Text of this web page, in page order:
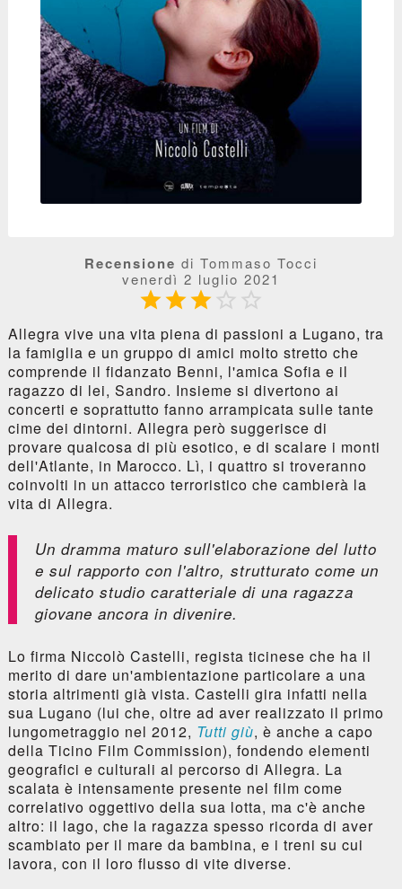
Recensione di Tommaso Tocci
venerdì 2 luglio 2021
  
Allegra vive una vita piena di passioni a Lugano, tra
la famiglia e un gruppo di amici molto stretto che
comprende il fidanzato Benni, l'amica Sofia e il
ragazzo di lei, Sandro. Insieme si divertono ai
concerti e soprattutto fanno arrampicata sulle tante
cime dei dintorni. Allegra però suggerisce di
provare qualcosa di più esotico, e di scalare i monti
dell'Atlante, in Marocco. Lì, i quattro si troveranno
coinvolti in un attacco terroristico che cambierà la
vita di Allegra.
Un dramma maturo sull'elaborazione del lutto
e sul rapporto con l'altro, strutturato come un
delicato studio caratteriale di una ragazza
giovane ancora in divenire.
Lo firma Niccolò Castelli, regista ticinese che ha il
merito di dare un'ambientazione particolare a una
storia altrimenti già vista. Castelli gira infatti nella
sua Lugano (lui che, oltre ad aver realizzato il primo
lungometraggio nel 2012, Tutti giù, è anche a capo
della Ticino Film Commission), fondendo elementi
geografici e culturali al percorso di Allegra. La
scalata è intensamente presente nel film come
correlativo oggettivo della sua lotta, ma c'è anche
altro: il lago, che la ragazza spesso ricorda di aver
scambiato per il mare da bambina, e i treni su cui
lavora, con il loro flusso di vite diverse.